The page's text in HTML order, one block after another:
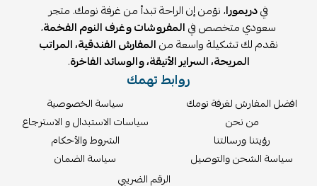
فيدريمورا، نؤمن إن الراحة تبدأ من غرفة نومك. متجر
سعودي متخصص فيالمفروشات وغرف النوم الفخمة،
نقدم لك تشكيلة واسعة منالمفارش الفندقية، المراتب
المريحة، السراير الأنيقة، والوسائد الفاخرة.
روابط تهمك
افضل المفارش لغرفة نومك
من نحن
رؤيتنا ورسالتنا
سياسة الشحن والتوصيل
سياسة الخصوصية
سياسات الاستبدال و الاسترجاع
الشروط والأحكام
سياسة الضمان
الرقم الضريبي